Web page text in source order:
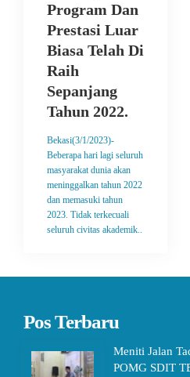
Program Dan
Prestasi Luar
Biasa Telah Di
Raih
Sepanjang
Tahun 2022.
Bekasi(3/1/2023)-
Beberapa hari lagi seluruh
masyarakat dunia akan
meninggalkan tahun 2022
dan memasuki tahun
2023. Tidak terkecuali
seluruh civitas akademik..
Pos Terbaru
Meniti Jalan
POMG SDIT